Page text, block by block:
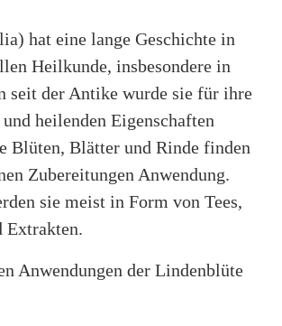
hat eine lange Geschichte in
Heilkunde, insbesondere in
seit der Antike wurde sie für ihre
heilenden Eigenschaften
Blüten, Blätter und Rinde finden
Zubereitungen Anwendung.
sie meist in Form von Tees,
Extrakten.
Anwendungen der Lindenblüte